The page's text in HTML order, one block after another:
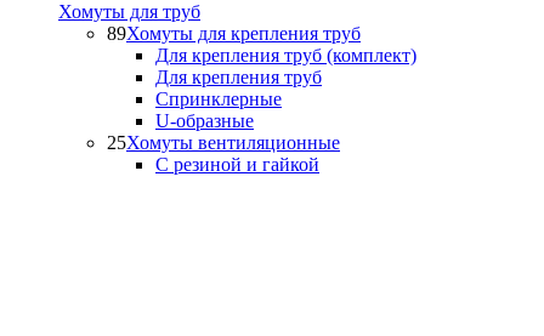
Хомуты для труб
89Хомуты для крепления труб
Для крепления труб (комплект)
Для крепления труб
Спринклерные
U-образные
25Хомуты вентиляционные
С резиной и гайкой